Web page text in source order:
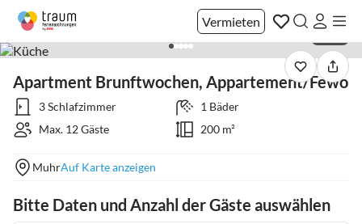
Vermieten
Apartment Brunftwochen, Appartement/Fewo
3 Schlafzimmer
1 Bäder
Max. 12 Gäste
200 m²
MuhrAuf Karte anzeigen
Bitte Daten und Anzahl der Gäste auswählen